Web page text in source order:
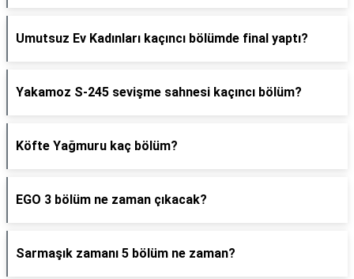
Umutsuz Ev Kadınları kaçıncı bölümde final yaptı?
Yakamoz S-245 sevişme sahnesi kaçıncı bölüm?
Köfte Yağmuru kaç bölüm?
EGO 3 bölüm ne zaman çıkacak?
Sarmaşık zamanı 5 bölüm ne zaman?